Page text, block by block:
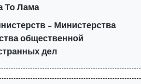
То Лама
– Министерства
общественной
дел